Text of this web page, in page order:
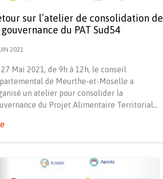
sur l’atelier de consolidation de
du PAT Sud54
2021
27 Mai 2021, de 9h à 12h, le conseil
de Meurthe-et-Moselle a
un atelier pour consolider la
du Projet Alimentaire Territorial…